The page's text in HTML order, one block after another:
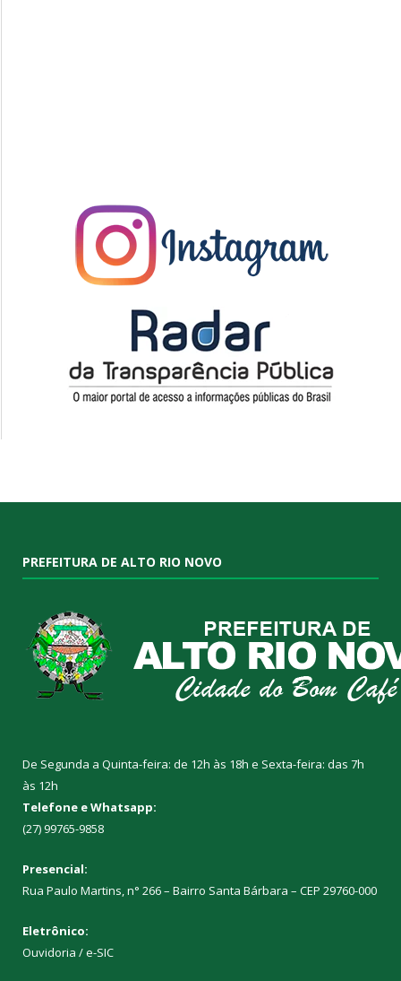
PREFEITURA DE ALTO RIO NOVO
De Segunda a Quinta-feira: de 12h às 18h e Sexta-feira: das 7h
às 12h
Telefone e Whatsapp:
(27) 99765-9858
Presencial:
Rua Paulo Martins, n° 266 – Bairro Santa Bárbara – CEP 29760-000
Eletrônico:
Ouvidoria /e-SIC